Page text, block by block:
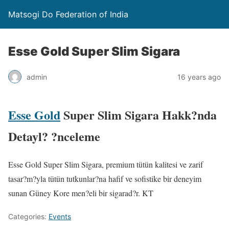
Matsogi Do Federation of India
Esse Gold Super Slim Sigara
admin 16 years ago
Esse GoldSuper Slim Sigara Hakk?nda
Detayl? ?nceleme
Esse Gold Super Slim Sigara, premium tütün kalitesi ve zarif
tasar?m?yla tütün tutkunlar?na hafif ve sofistike bir deneyim
sunan Güney Kore men?eli bir sigarad?r. KT
Categories: Events